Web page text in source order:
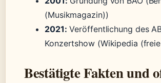
(Musikmagazin))
2021: Veröffentlichung des
Konzertshow (Wikipedia
Bestätigte Fakten und